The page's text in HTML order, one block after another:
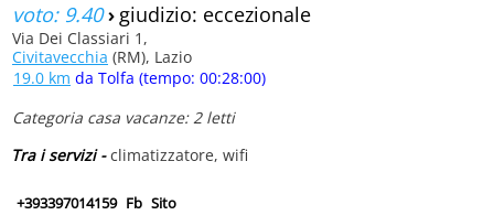
voto: 9.40› giudizio: eccezionale
Via Dei Classiari 1,
Civitavecchia (RM), Lazio
19.0 km da Tolfa (tempo: 00:28:00)
Categoria casa vacanze: 2 letti
Tra i servizi -climatizzatore, wifi
+393397014159 Fb Sito